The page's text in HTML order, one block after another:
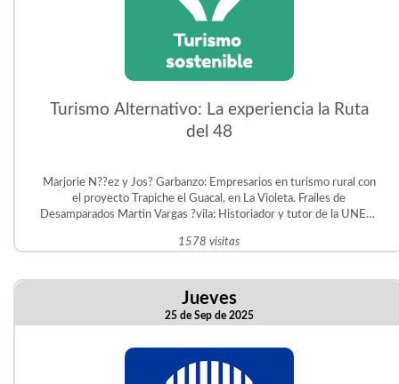
Turismo Alternativo: La experiencia la Ruta
del 48
Marjorie N??ez y Jos? Garbanzo: Empresarios en turismo rural con
el proyecto Trapiche el Guacal, en La Violeta. Frailes de
Desamparados Martin Vargas ?vila: Historiador y tutor de la UNED.
1578 visitas
Jueves
25 de Sep de 2025